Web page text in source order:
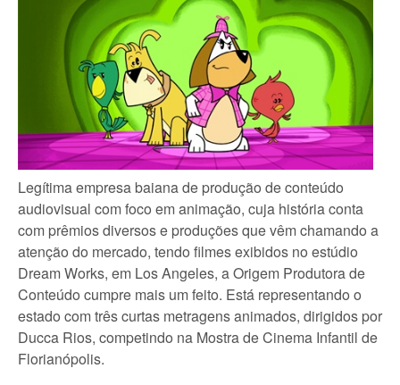
Legítima empresa baiana de produção de conteúdo
audiovisual com foco em animação, cuja história conta
com prêmios diversos e produções que vêm chamando a
atenção do mercado, tendo filmes exibidos no estúdio
Dream Works, em Los Angeles, a Origem Produtora de
Conteúdo cumpre mais um feito. Está representando o
estado com três curtas metragens animados, dirigidos por
Ducca Rios, competindo na Mostra de Cinema Infantil de
Florianópolis.